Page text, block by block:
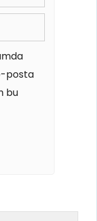
posta
bu